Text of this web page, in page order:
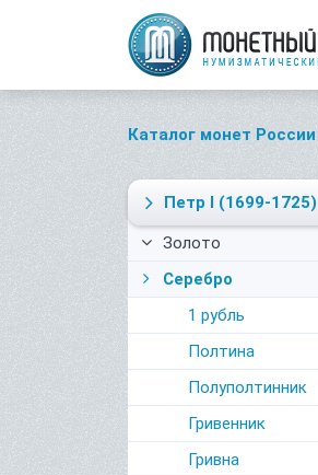
Каталог монет России
Петр I (1699-1725)
Золото
Серебро
1 рубль
Полтина
Полуполтинник
Гривенник
Гривна